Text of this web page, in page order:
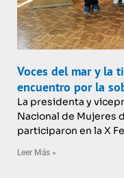
Voces del mar y la
encuentro por la
La presidenta y
Nacional de Mujeres
participaron en la X
Leer Más »